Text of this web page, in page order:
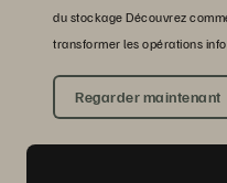
du stockage Découvrez
transformer les opérations
Regarder maintenant